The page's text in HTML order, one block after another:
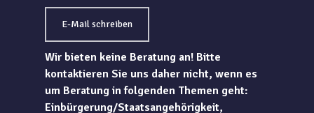
E-Mail schreiben
Wir bieten keine Beratung an! Bitte
kontaktieren Sie uns daher nicht, wenn es
um Beratung in folgenden Themen geht:
Einbürgerung/Staatsangehörigkeit,